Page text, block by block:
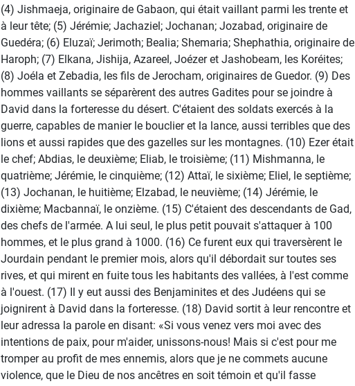
(4) Jishmaeja, originaire de Gabaon, qui était vaillant parmi les trente et
à leur tête; (5) Jérémie; Jachaziel; Jochanan; Jozabad, originaire de
Guedéra; (6) Eluzaï; Jerimoth; Bealia; Shemaria; Shephathia, originaire de
Haroph; (7) Elkana, Jishija, Azareel, Joézer et Jashobeam, les Koréites;
(8) Joéla et Zebadia, les fils de Jerocham, originaires de Guedor. (9) Des
hommes vaillants se séparèrent des autres Gadites pour se joindre à
David dans la forteresse du désert. C'étaient des soldats exercés à la
guerre, capables de manier le bouclier et la lance, aussi terribles que des
lions et aussi rapides que des gazelles sur les montagnes. (10) Ezer était
le chef; Abdias, le deuxième; Eliab, le troisième; (11) Mishmanna, le
quatrième; Jérémie, le cinquième; (12) Attaï, le sixième; Eliel, le septième;
(13) Jochanan, le huitième; Elzabad, le neuvième; (14) Jérémie, le
dixième; Macbannaï, le onzième. (15) C'étaient des descendants de Gad,
des chefs de l'armée. A lui seul, le plus petit pouvait s'attaquer à 100
hommes, et le plus grand à 1000. (16) Ce furent eux qui traversèrent le
Jourdain pendant le premier mois, alors qu'il débordait sur toutes ses
rives, et qui mirent en fuite tous les habitants des vallées, à l'est comme
à l'ouest. (17) Il y eut aussi des Benjaminites et des Judéens qui se
joignirent à David dans la forteresse. (18) David sortit à leur rencontre et
leur adressa la parole en disant: «Si vous venez vers moi avec des
intentions de paix, pour m'aider, unissons-nous! Mais si c'est pour me
tromper au profit de mes ennemis, alors que je ne commets aucune
violence, que le Dieu de nos ancêtres en soit témoin et qu'il fasse